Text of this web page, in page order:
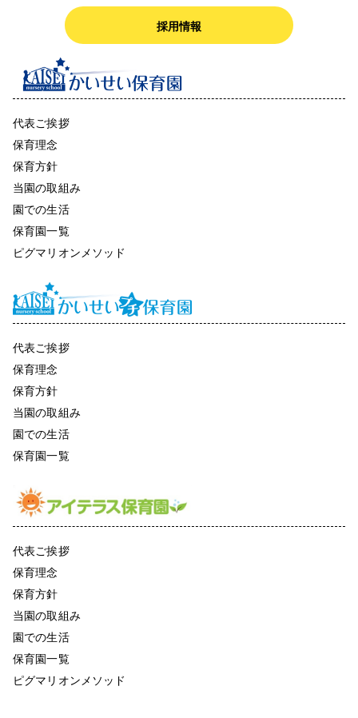
採用情報
代表ご挨拶
保育理念
保育方針
当園の取組み
園での生活
保育園一覧
ピグマリオンメソッド
代表ご挨拶
保育理念
保育方針
当園の取組み
園での生活
保育園一覧
代表ご挨拶
保育理念
保育方針
当園の取組み
園での生活
保育園一覧
ピグマリオンメソッド